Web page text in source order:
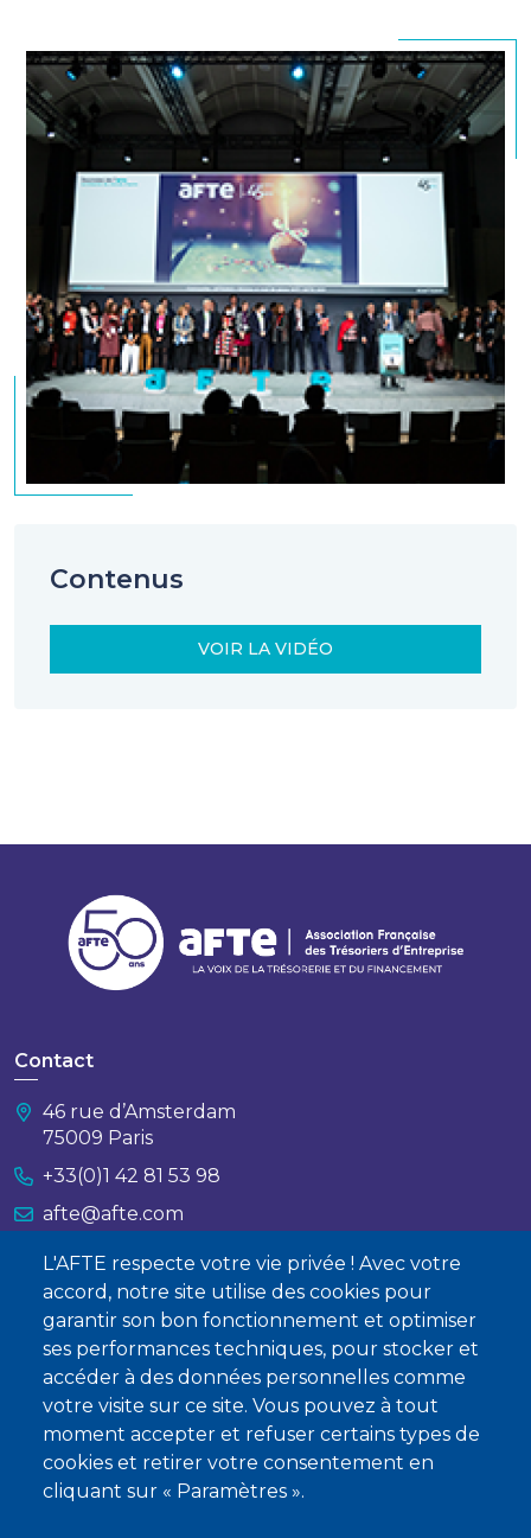
L'AFTE respecte votre vie privée ! Avec votre
accord, notre site utilise des cookies pour
garantir son bon fonctionnement et optimiser
ses performances techniques, pour stocker et
accéder à des données personnelles comme
votre visite sur ce site. Vous pouvez à tout
moment accepter et refuser certains types de
cookies et retirer votre consentement en
cliquant sur « Paramètres ».
Contenus
VOIR LA VIDÉO
Contact
46 rue d’Amsterdam
75009 Paris
+33(0)1 42 81 53 98
afte@afte.com
Nous contacter
À propos
Qui sommes-nous ?
Devenir membre